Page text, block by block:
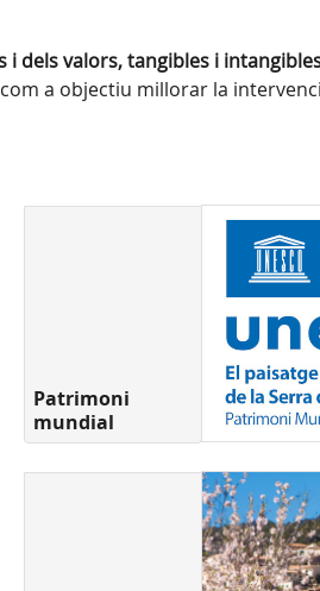
dels valors, tangibles i
a objectiu millorar la
Patrimoni
mundial